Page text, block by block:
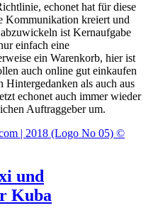
echonet hat für diese
Kommunikation kreiert und
ist Kernaufgabe
einfach eine
ein Warenkorb, hier ist
auch online gut einkaufen
Hintergedanken als auch aus
echonet auch immer wieder
Auftraggeber um.
und
Kuba